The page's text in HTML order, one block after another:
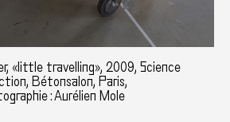
«little travelling», 2009, Science
Bétonsalon, Paris,
: Aurélien Mole